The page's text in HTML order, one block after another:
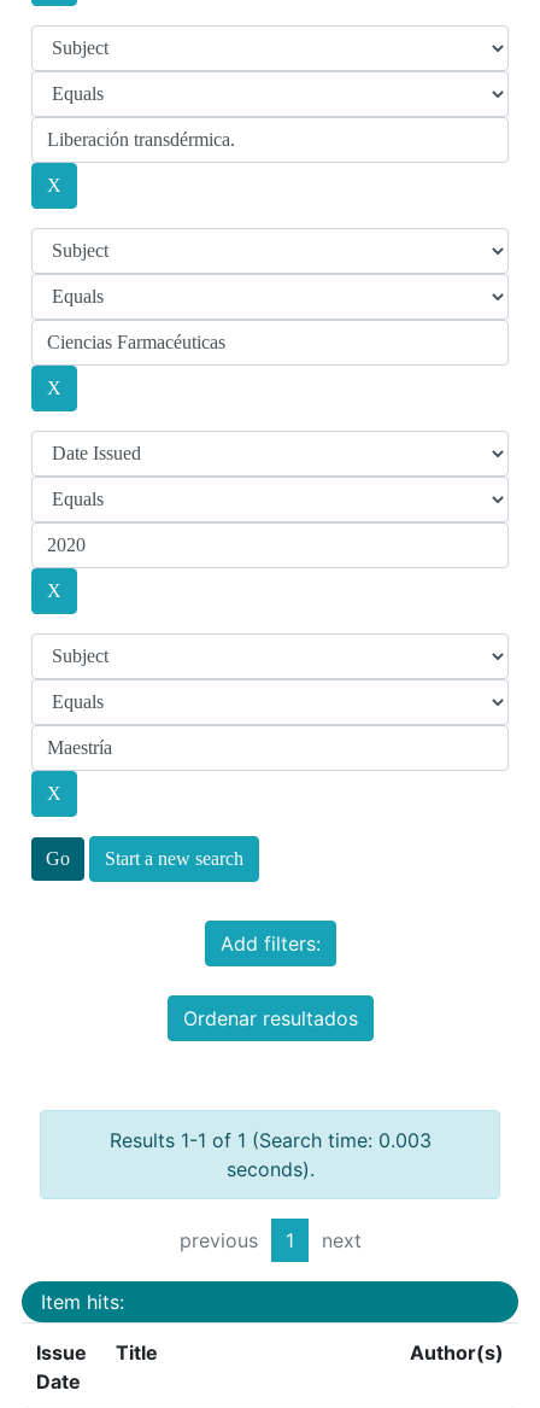
Start a new search
Add filters:
Ordenar resultados
Results 1-1 of 1 (Search time: 0.003
seconds).
previous 1 next
Item hits:
Issue
Date
Title Author(s)